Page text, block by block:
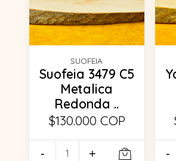
SUOFEIA
Suofeia 3479 C5
Metalica
Redonda ..
$130.000 COP
- + -